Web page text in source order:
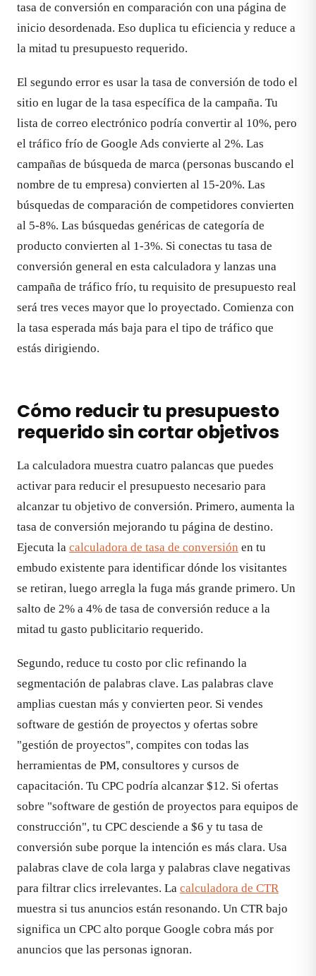
tasa de conversión en comparación con una página de
inicio desordenada. Eso duplica tu eficiencia y reduce a
la mitad tu presupuesto requerido.
El segundo error es usar la tasa de conversión de todo el
sitio en lugar de la tasa específica de la campaña. Tu
lista de correo electrónico podría convertir al 10%, pero
el tráfico frío de Google Ads convierte al 2%. Las
campañas de búsqueda de marca (personas buscando el
nombre de tu empresa) convierten al 15-20%. Las
búsquedas de comparación de competidores convierten
al 5-8%. Las búsquedas genéricas de categoría de
producto convierten al 1-3%. Si conectas tu tasa de
conversión general en esta calculadora y lanzas una
campaña de tráfico frío, tu requisito de presupuesto real
será tres veces mayor que lo proyectado. Comienza con
la tasa esperada más baja para el tipo de tráfico que
estás dirigiendo.
Cómo reducir tu presupuesto
requerido sin cortar objetivos
La calculadora muestra cuatro palancas que puedes
activar para reducir el presupuesto necesario para
alcanzar tu objetivo de conversión. Primero, aumenta la
tasa de conversión mejorando tu página de destino.
Ejecuta la calculadora de tasa de conversión en tu
embudo existente para identificar dónde los visitantes
se retiran, luego arregla la fuga más grande primero. Un
salto de 2% a 4% de tasa de conversión reduce a la
mitad tu gasto publicitario requerido.
Segundo, reduce tu costo por clic refinando la
segmentación de palabras clave. Las palabras clave
amplias cuestan más y convierten peor. Si vendes
software de gestión de proyectos y ofertas sobre
"gestión de proyectos", compites con todas las
herramientas de PM, consultores y cursos de
capacitación. Tu CPC podría alcanzar $12. Si ofertas
sobre "software de gestión de proyectos para equipos de
construcción", tu CPC desciende a $6 y tu tasa de
conversión sube porque la intención es más clara. Usa
palabras clave de cola larga y palabras clave negativas
para filtrar clics irrelevantes. La calculadora de CTR
muestra si tus anuncios están resonando. Un CTR bajo
significa un CPC alto porque Google cobra más por
anuncios que las personas ignoran.